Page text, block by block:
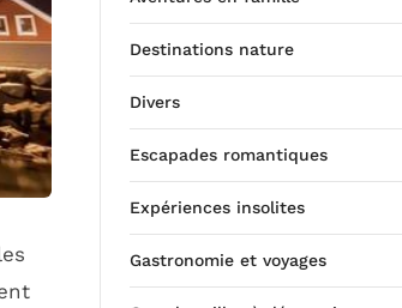
Destinations nature
Divers
Escapades romantiques
Expériences insolites
Gastronomie et voyages